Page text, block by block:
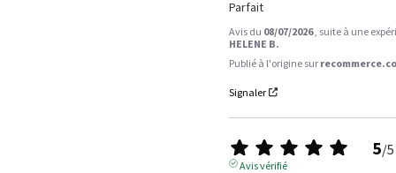
Parfait
Avis du 08/07/2026 , suite à une
HELENE B.
Publié à l'origine sur
Signaler
5/5
Avis vérifié